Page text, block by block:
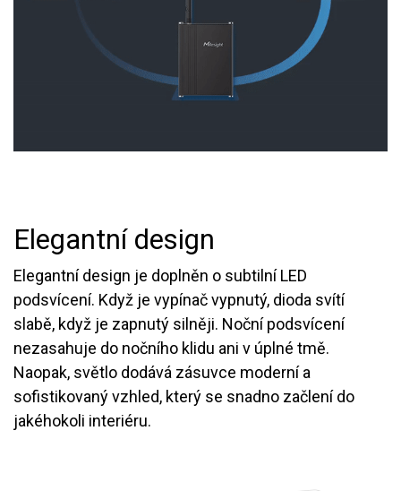
Elegantní design
Elegantní design je doplněn o subtilní LED
podsvícení. Když je vypínač vypnutý, dioda svítí
slabě, když je zapnutý silněji. Noční podsvícení
nezasahuje do nočního klidu ani v úplné tmě.
Naopak, světlo dodává zásuvce moderní a
sofistikovaný vzhled, který se snadno začlení do
jakéhokoli interiéru.